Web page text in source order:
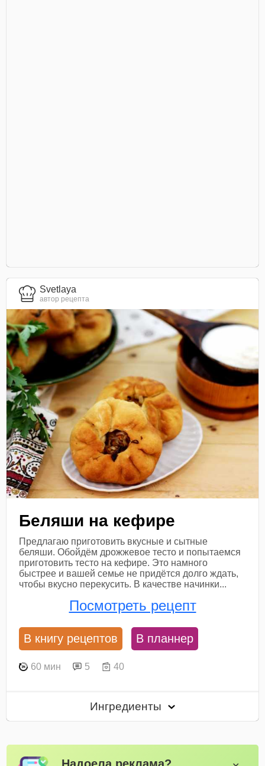
Svetlaya
автор рецепта
Беляши на кефире
Предлагаю приготовить вкусные и сытные
беляши. Обойдём дрожжевое тесто и попытаемся
приготовить тесто на кефире. Это намного
быстрее и вашей семье не придётся долго ждать,
чтобы вкусно перекусить. В качестве начинки...
Посмотреть рецепт
В книгу рецептов В планнер
60 мин 5 40
Ингредиенты